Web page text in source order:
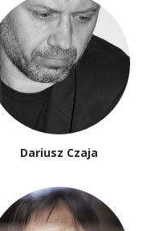
Dariusz Czaja